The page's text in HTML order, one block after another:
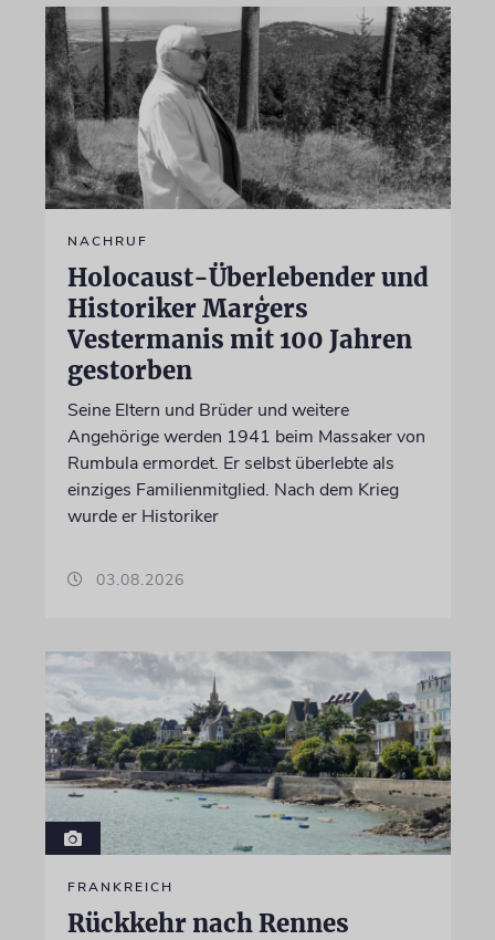
NACHRUF
Holocaust-Überlebender und
Historiker Marģers
Vestermanis mit 100 Jahren
gestorben
Seine Eltern und Brüder und weitere
Angehörige werden 1941 beim Massaker von
Rumbula ermordet. Er selbst überlebte als
einziges Familienmitglied. Nach dem Krieg
wurde er Historiker
03.08.2026
FRANKREICH
Rückkehr nach Rennes